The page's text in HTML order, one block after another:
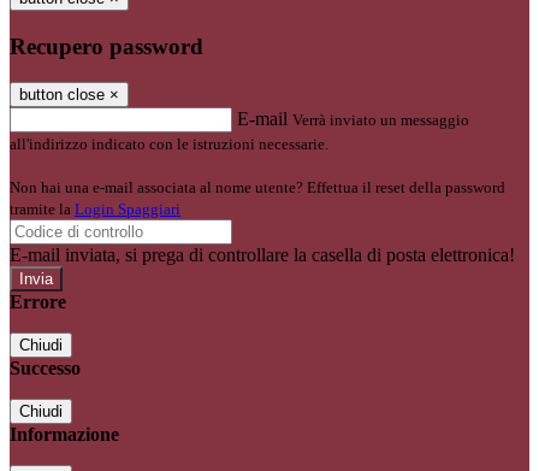
Recupero password
button close ×
E-mail Verrà inviato un messaggio
all'indirizzo indicato con le istruzioni necessarie.
Non hai una e-mail associata al nome utente? Effettua il reset della password
tramite la Login Spaggiari
E-mail inviata, si prega di controllare la casella di posta elettronica!
Errore
Chiudi
Successo
Chiudi
Informazione